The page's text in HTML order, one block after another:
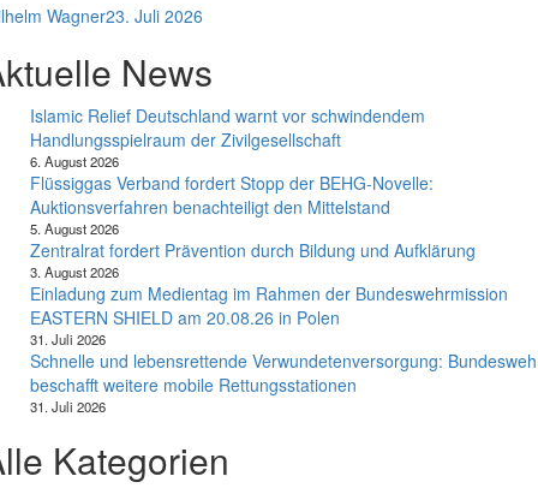
Wagner23. Juli 2026
News
Islamic Relief Deutschland warnt vor schwindendem
Handlungsspielraum der Zivilgesellschaft
6. August 2026
Flüssiggas Verband fordert Stopp der BEHG-Novelle:
Auktionsverfahren benachteiligt den Mittelstand
5. August 2026
Zentralrat fordert Prävention durch Bildung und Aufklärung
3. August 2026
Einladung zum Medientag im Rahmen der Bundeswehrmission
EASTERN SHIELD am 20.08.26 in Polen
31. Juli 2026
Schnelle und lebensrettende Verwundetenversorgung:
beschafft weitere mobile Rettungsstationen
31. Juli 2026
Kategorien